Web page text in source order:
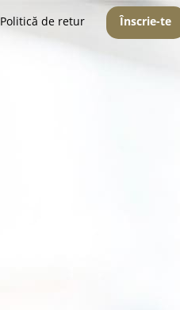
Politică de retur Înscrie-te